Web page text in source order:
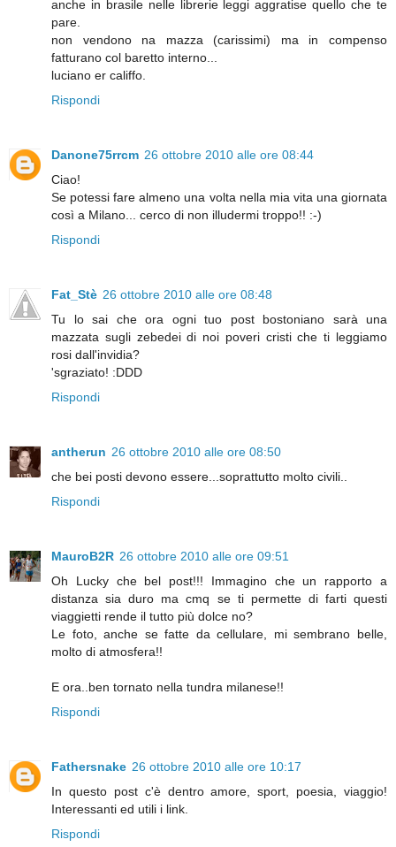
anche in brasile nelle librerie leggi aggratise quello che te
pare.
non vendono na mazza (carissimi) ma in compenso
fatturano col baretto interno...
luciano er califfo.
Rispondi
Danone75rrcm 26 ottobre 2010 alle ore 08:44
Ciao!
Se potessi fare almeno una volta nella mia vita una giornata
così a Milano... cerco di non illudermi troppo!! :-)
Rispondi
Fat_Stè 26 ottobre 2010 alle ore 08:48
Tu lo sai che ora ogni tuo post bostoniano sarà una
mazzata sugli zebedei di noi poveri cristi che ti leggiamo
rosi dall'invidia?
'sgraziato! :DDD
Rispondi
antherun 26 ottobre 2010 alle ore 08:50
che bei posti devono essere...soprattutto molto civili..
Rispondi
MauroB2R 26 ottobre 2010 alle ore 09:51
Oh Lucky che bel post!!! Immagino che un rapporto a
distanza sia duro ma cmq se ti permette di farti questi
viaggietti rende il tutto più dolce no?
Le foto, anche se fatte da cellulare, mi sembrano belle,
molto di atmosfera!!
E ora..ben tornato nella tundra milanese!!
Rispondi
Fathersnake 26 ottobre 2010 alle ore 10:17
In questo post c'è dentro amore, sport, poesia, viaggio!
Interessanti ed utili i link.
Rispondi